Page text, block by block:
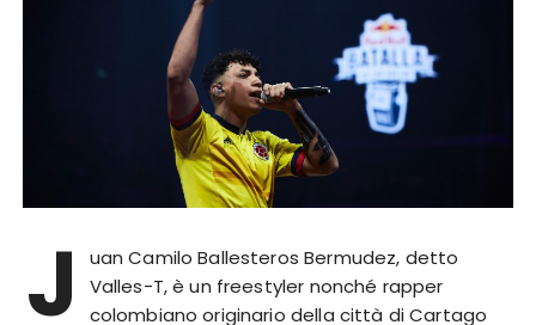
J
uan Camilo Ballesteros Bermudez, detto
Valles-T, è un freestyler nonché rapper
colombiano originario della città di Cartago